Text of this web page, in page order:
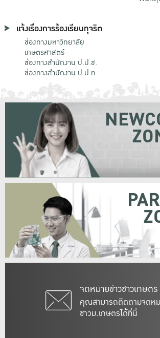
แจ้งเรื่องการร้องเรียนทุจริต
ช่องทางมหาวิทยาลัย
เกษตรศาสตร์
ช่องทางสำนักงาน ป.ป.ช.
ช่องทางสำนักงาน ป.ป.ท.
จดหมายข่าวชาวเกษตร
คุณสามารถติดตามจดห
ชาวม.เกษตรได้ที่นี่